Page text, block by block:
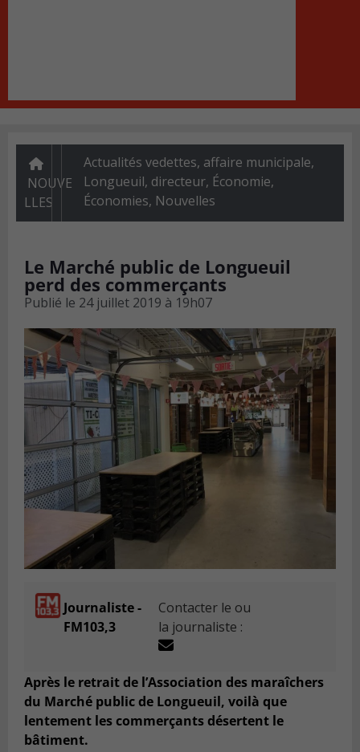
NOUVE
LLES
Actualités vedettes, affaire municipale,
Longueuil, directeur, Économie,
Économies, Nouvelles
Le Marché public de Longueuil
perd des commerçants
Publié le 24 juillet 2019 à 19h07
Journaliste -
FM103,3
Contacter le ou
la journaliste :
Après le retrait de l’Association des maraîchers
du Marché public de Longueuil, voilà que
lentement les commerçants désertent le
bâtiment.